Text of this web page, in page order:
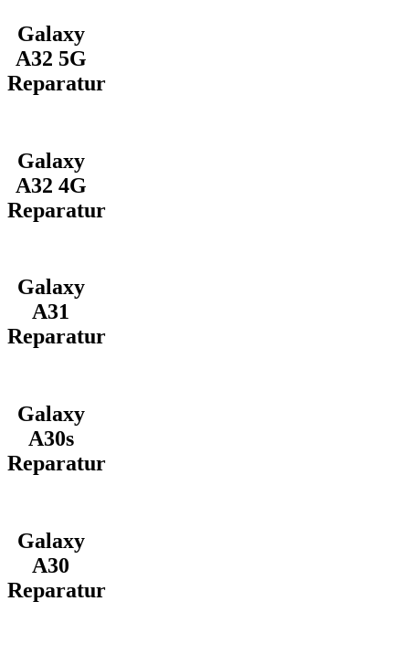
Galaxy
A32 5G
Reparatur
Galaxy
A32 4G
Reparatur
Galaxy
A31
Reparatur
Galaxy
A30s
Reparatur
Galaxy
A30
Reparatur